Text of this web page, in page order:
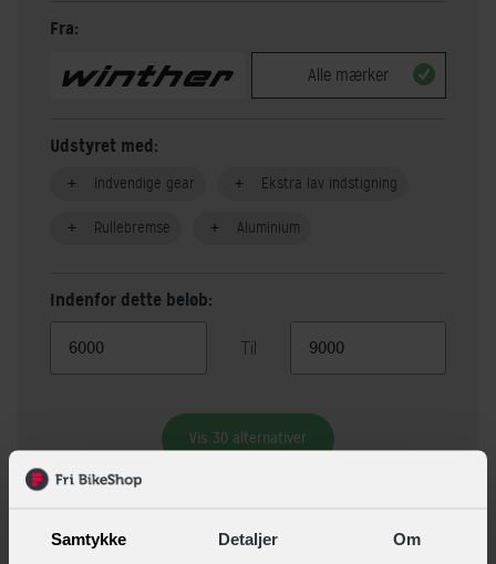
Samtykke Detaljer Om
Fra:
Alle mærker
Udstyret med:
Indvendige gear Ekstra lav indstigning
Rullebremse Aluminium
Indenfor dette beløb:
Til
Vis 30 alternativer